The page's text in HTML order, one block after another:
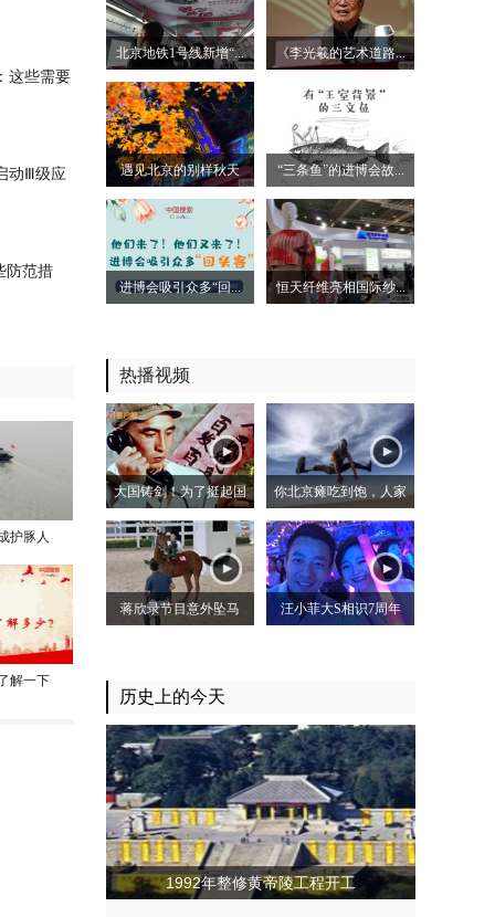
这些需要
动Ⅲ级应
防范措
护豚人
解一下
北京地铁1号线新增“... 《李光羲的艺术道路...
遇见北京的别样秋天 “三条鱼”的进博会故...
进博会吸引众多“回... 恒天纤维亮相国际纱...
热播视频
大国铸剑！为了挺起国 你北京瘫吃到饱，人家
蒋欣录节目意外坠马 汪小菲大S相识7周年
历史上的今天
1992年整修黄帝陵工程开工